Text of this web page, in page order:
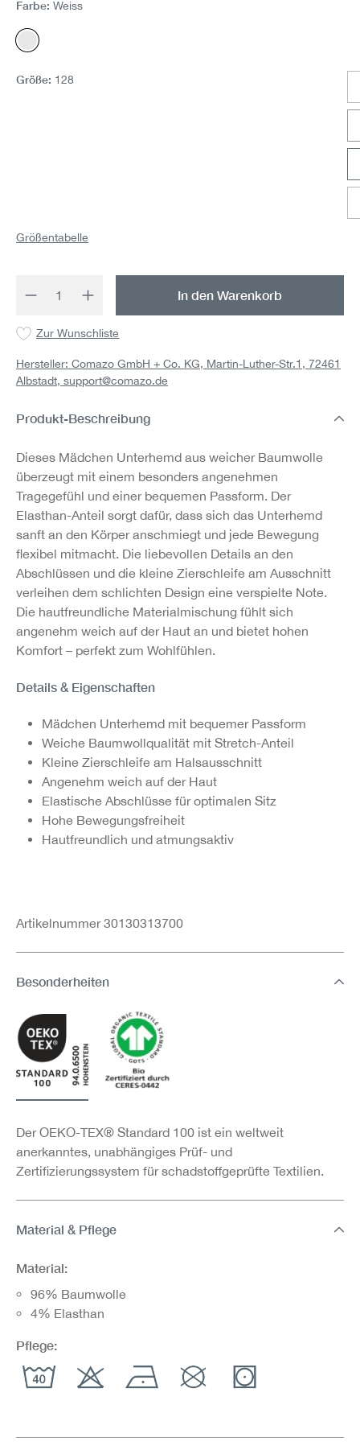
Farbe: Weiss
Weiss
Größe: 128
Größentabelle
Produkt Anzahl: Gib den gewünschten
In den Warenkorb
Zur Wunschliste
Hersteller: Comazo GmbH + Co. KG, Martin-Luther-Str.1, 72461
Albstadt, support@comazo.de
Produkt-Beschreibung
Dieses Mädchen Unterhemd aus weicher Baumwolle
überzeugt mit einem besonders angenehmen
Tragegefühl und einer bequemen Passform. Der
Elasthan-Anteil sorgt dafür, dass sich das Unterhemd
sanft an den Körper anschmiegt und jede Bewegung
flexibel mitmacht. Die liebevollen Details an den
Abschlüssen und die kleine Zierschleife am Ausschnitt
verleihen dem schlichten Design eine verspielte Note.
Die hautfreundliche Materialmischung fühlt sich
angenehm weich auf der Haut an und bietet hohen
Komfort – perfekt zum Wohlfühlen.
Details & Eigenschaften
Mädchen Unterhemd mit bequemer Passform
Weiche Baumwollqualität mit Stretch-Anteil
Kleine Zierschleife am Halsausschnitt
Angenehm weich auf der Haut
Elastische Abschlüsse für optimalen Sitz
Hohe Bewegungsfreiheit
Hautfreundlich und atmungsaktiv
Artikelnummer 30130313700
Besonderheiten
Der OEKO-TEX® Standard 100 ist ein weltweit
anerkanntes, unabhängiges Prüf- und
Zertifizierungssystem für schadstoffgeprüfte Textilien.
Material & Pflege
Material:
96% Baumwolle
4% Elasthan
Pflege: